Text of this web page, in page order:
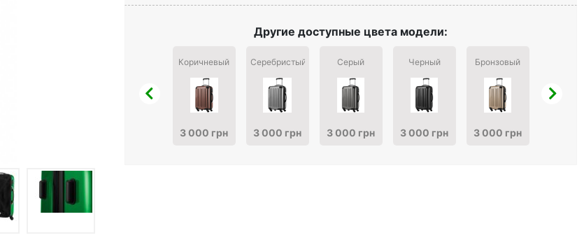
Другие доступные цвета модели:
Коричневый
3 000 грн
Серебристый
3 000 грн
Серый
3 000 грн
Черный
3 000 грн
Бронзовый
3 000 грн